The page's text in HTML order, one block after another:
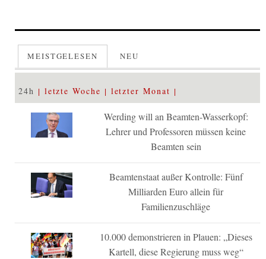
MEISTGELESEN NEU
24h letzte Woche letzter Monat
Werding will an Beamten-Wasserkopf:
Lehrer und Professoren müssen keine
Beamten sein
Beamtenstaat außer Kontrolle: Fünf
Milliarden Euro allein für
Familienzuschläge
10.000 demonstrieren in Plauen: „Dieses
Kartell, diese Regierung muss weg“